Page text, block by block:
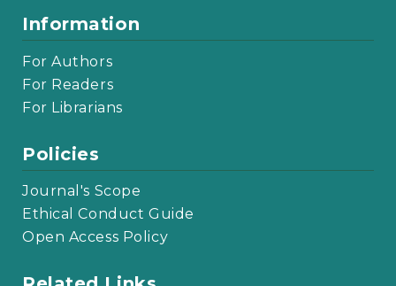
Information
For Authors
For Readers
For Librarians
Policies
Journal's Scope
Ethical Conduct Guide
Open Access Policy